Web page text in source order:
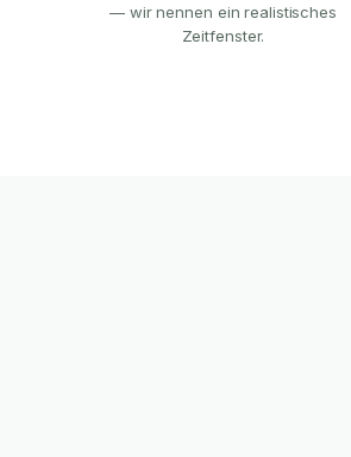
— wir nennen ein realistisches
Zeitfenster.